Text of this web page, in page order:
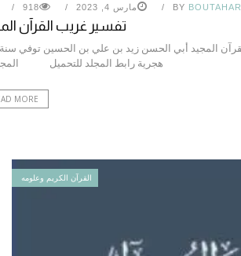
BY BOUTAHAR مارس 4, 2023 918
تفسير غريب القرآن
هجرية رابط المجلد للتحميل
MORE
القرآن الكريم وعلومه